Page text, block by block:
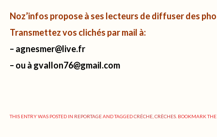
Noz’infos propose à ses lecteurs de diffuser des
Transmettez vos clichés par mail à:
– agnesmer@live.fr
– ou à gvallon76@gmail.com
THIS ENTRY WAS POSTED IN REPORTAGEAND TAGGEDCRÉCHE CRÈCHES . BOOKMARK THE